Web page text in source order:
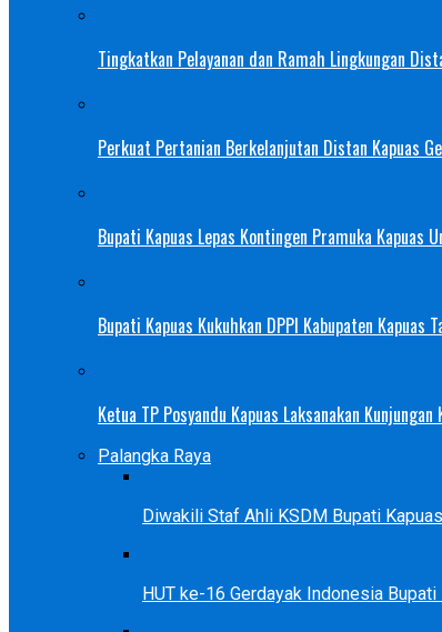
Tingkatkan Pelayanan dan Ramah Lingkungan
Perkuat Pertanian Berkelanjutan Distan Kapuas
Bupati Kapuas Lepas Kontingen Pramuka Kapuas
Bupati Kapuas Kukuhkan DPPI Kabupaten Kapuas
Ketua TP Posyandu Kapuas Laksanakan
Palangka Raya
Diwakili Staf Ahli KSDM Bupati
HUT ke-16 Gerdayak Indonesia